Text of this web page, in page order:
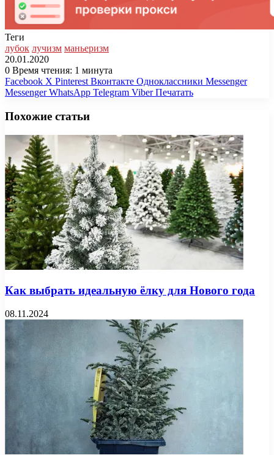
Теги
лубок лучизм маньеризм
20.01.2020
0 Время чтения: 1 минута
Facebook X Pinterest Вконтакте Одноклассники Messenger
Messenger WhatsApp Telegram Viber Печатать
Похожие статьи
Как выбрать идеальную ёлку для Нового года
08.11.2024